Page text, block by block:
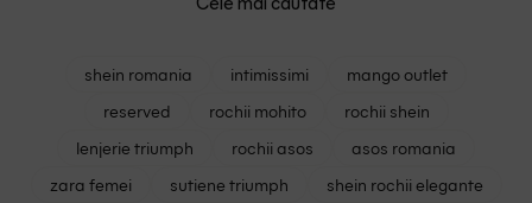
Cele mai cautate
shein romania intimissimi
mango outlet
reserved
rochii mohito
rochii shein
lenjerie triumph
rochii asos
asos romania
zara femei
sutiene triumph
shein rochii elegante